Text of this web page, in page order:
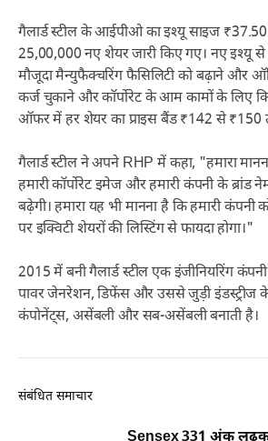
गैलार्ड स्टील के आईपीओ का इश्यू साइज
25,00,000 नए शेयर जारी किए गए। नए इश्यू
मौजूदा मैन्युफैक्चरिंग फैसिलिटी को बढ़ाने और
कर्ज चुकाने और कॉर्पोरेट के आम कामों के लिए
ऑफर में हर शेयर का प्राइस बैंड ₹142 से ₹150
गैलार्ड स्टील ने अपने RHP में कहा, "हमारा
हमारी कॉर्पोरेट इमेज और हमारी कंपनी के ब्रांड
बढ़ेगी। हमारा यह भी मानना ​​है कि हमारी कंपनी
पर इक्विटी शेयरों की लिस्टिंग से फायदा होगा।"
2015 में बनी गैलार्ड स्टील एक इंजीनियरिंग
पावर जेनरेशन, डिफेंस और उससे जुड़ी इंडस्ट्रीज
कंपोनेंट्स, असेंबली और सब-असेंबली बनाती है।
संबंधित समाचार